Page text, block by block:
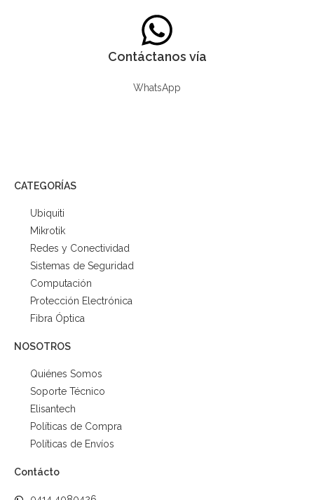
Contáctanos vía
WhatsApp
CATEGORÍAS
Ubiquiti
Mikrotik
Redes y Conectividad
Sistemas de Seguridad
Computación
Protección Electrónica
Fibra Óptica
NOSOTROS
Quiénes Somos
Soporte Técnico
Elisantech
Políticas de Compra
Políticas de Envíos
Contácto